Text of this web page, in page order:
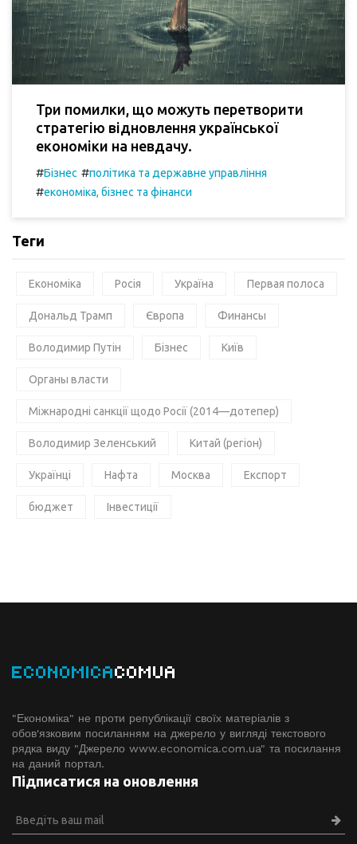
Три помилки, що можуть перетворити
стратегію відновлення української
економіки на невдачу.
#Бізнес #політика та державне управління
#економіка, бізнес та фінанси
Теги
Економіка Росія Україна Первая полоса
Дональд Трамп Європа Финансы
Володимир Путін Бізнес Київ
Органы власти
Міжнародні санкції щодо Росії (2014—дотепер)
Володимир Зеленський Китай (регіон)
Українці Нафта Москва Експорт
бюджет Інвестиції
ECONOMICACOMUA
"Економіка" не проти републікації своїх матеріалів з
обов'язковим посиланням на джерело у вигляді текстового
рядка виду "Джерело www.economiсa.com.ua" та посилання
на даний портал.
Підписатися на оновлення